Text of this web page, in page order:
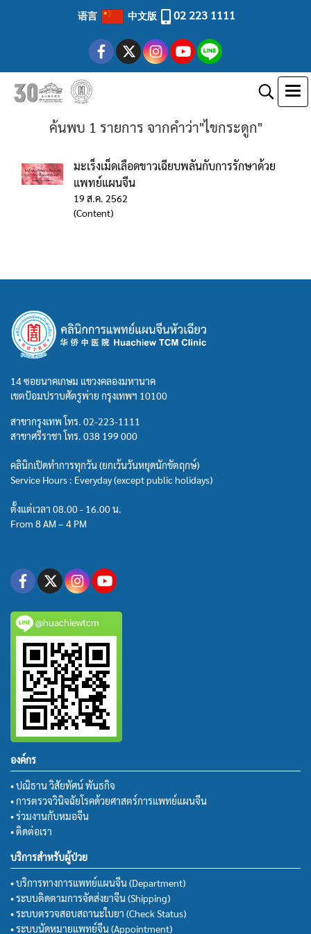
语言 中文版 02 223 1111
ค้นพบ 1 รายการ จากคำว่า"ไขกระดูก"
มะเร็งเม็ดเลือดขาวเฉียบพลันกับการรักษาด้วย
แพทย์แผนจีน
19 ส.ค. 2562
(Content)
14 ซอยนาคเกษม แขวงคลองมหานาค
เขตป้อมปราบศัตรูพ่าย กรุงเทพฯ 10100
สาขากรุงเทพ โทร. 02-223-1111
สาขาศรีราชา โทร. 038 199 000
คลินิกเปิดทำการทุกวัน (ยกเว้นวันหยุดนักขัตฤกษ์)
Service Hours : Everyday (except public holidays)
ตั้งแต่เวลา 08.00 - 16.00 น.
From 8 AM – 4 PM
@huachiewtcm
องค์กร
• ปณิธาน วิสัยทัศน์ พันธกิจ
• การตรวจวินิจฉัยโรคด้วยศาสตร์การแพทย์แผนจีน
• ร่วมงานกับหมอจีน
• ติดต่อเรา
บริการสำหรับผู้ป่วย
• บริการทางการแพทย์แผนจีน (Department)
• ระบบติดตามการจัดส่งยาจีน (Shipping)
• ระบบตรวจสอบสถานะใบยา (Check Status)
• ระบบนัดหมายแพทย์จีน (Appointment)